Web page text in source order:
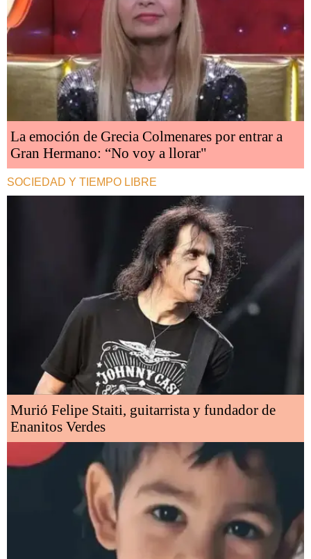
La emoción de Grecia Colmenares por entrar a
Gran Hermano: “No voy a llorar"
SOCIEDAD Y TIEMPO LIBRE
Murió Felipe Staiti, guitarrista y fundador de
Enanitos Verdes